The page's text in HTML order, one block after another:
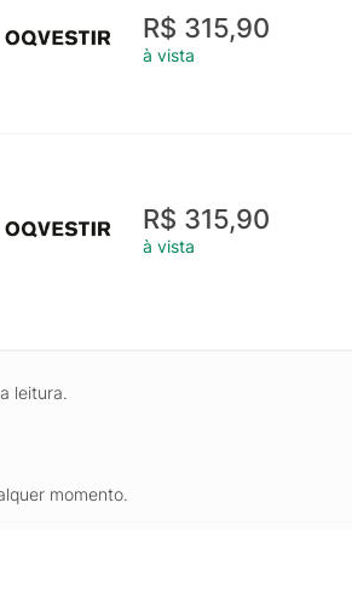
R$ 315,90
à vista
R$ 315,90
à vista
leitura.
momento.